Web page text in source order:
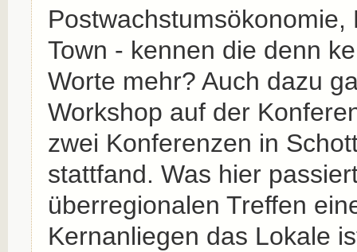
Postwachstumsökonomie,
Town - kennen die denn
Worte mehr? Auch dazu
Workshop auf der
zwei Konferenzen in
stattfand. Was hier
überregionalen Treffen
Kernanliegen das Lokale